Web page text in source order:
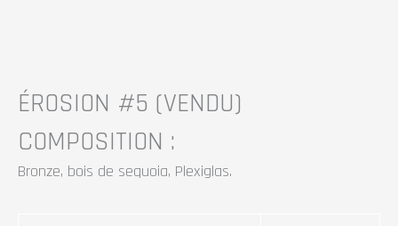
ÉROSION #5 (VENDU)
COMPOSITION :
Bronze, bois de sequoia, Plexiglas.